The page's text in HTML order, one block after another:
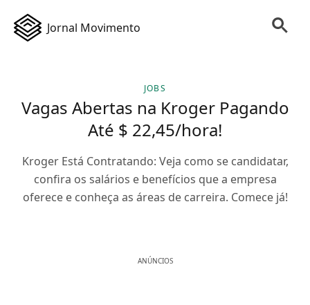
Jornal Movimento
JOBS
Vagas Abertas na Kroger Pagando
Até $ 22,45/hora!
Kroger Está Contratando: Veja como se candidatar,
confira os salários e benefícios que a empresa
oferece e conheça as áreas de carreira. Comece já!
ANÚNCIOS